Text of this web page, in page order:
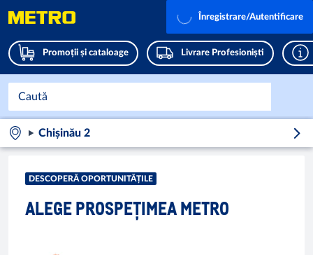
Promoții și cataloage Livrare Profesioniști
Înregistrare/Autentificare
Chișinău 2
DESCOPERĂ OPORTUNITĂȚILE
ALEGE PROSPEȚIMEA METRO